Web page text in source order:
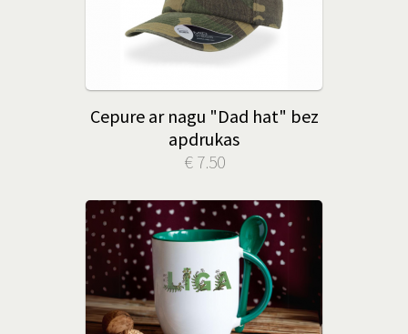
Cepure ar nagu "Dad hat" bez
apdrukas
€ 7.50